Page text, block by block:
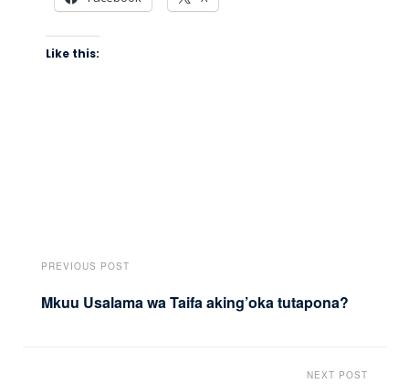
Like this:
PREVIOUS POST
Mkuu Usalama wa Taifa aking’oka tutapona?
NEXT POST